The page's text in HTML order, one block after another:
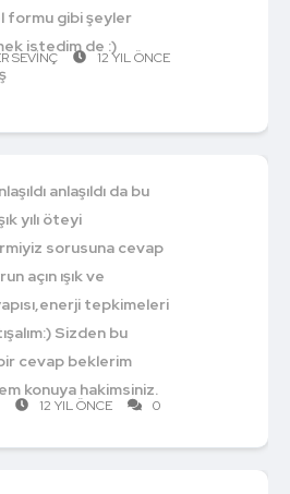
formu gibi şeyler
istedim de :)
SEVINÇ
12 YIL ÖNCE
anlaşıldı da bu
yılı öteyi
sorusuna cevap
açın ışık ve
tepkimeleri
Sizden bu
cevap beklerim
konuya hakimsiniz.
12 YIL ÖNCE 0